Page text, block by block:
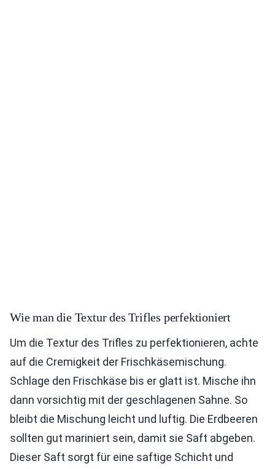
Wie man die Textur des Trifles perfektioniert
Um die Textur des Trifles zu perfektionieren, achte
auf die Cremigkeit der Frischkäsemischung.
Schlage den Frischkäse bis er glatt ist. Mische ihn
dann vorsichtig mit der geschlagenen Sahne. So
bleibt die Mischung leicht und luftig. Die Erdbeeren
sollten gut mariniert sein, damit sie Saft abgeben.
Dieser Saft sorgt für eine saftige Schicht und